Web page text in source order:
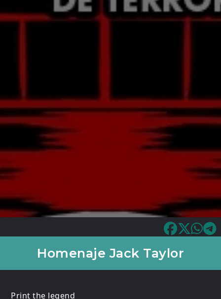
Homenaje Jack Taylor
Print the legend